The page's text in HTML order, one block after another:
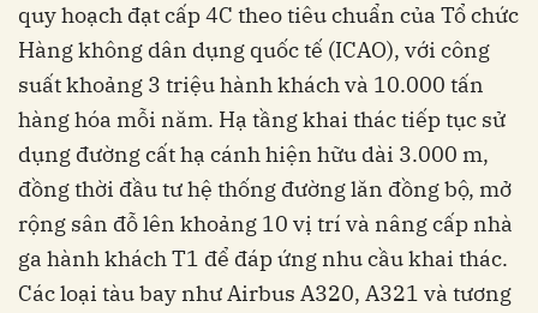
quy hoạch đạt cấp 4C theo tiêu chuẩn của Tổ chức
Hàng không dân dụng quốc tế (ICAO), với công
suất khoảng 3 triệu hành khách và 10.000 tấn
hàng hóa mỗi năm. Hạ tầng khai thác tiếp tục sử
dụng đường cất hạ cánh hiện hữu dài 3.000 m,
đồng thời đầu tư hệ thống đường lăn đồng bộ, mở
rộng sân đỗ lên khoảng 10 vị trí và nâng cấp nhà
ga hành khách T1 để đáp ứng nhu cầu khai thác.
Các loại tàu bay như Airbus A320, A321 và tương